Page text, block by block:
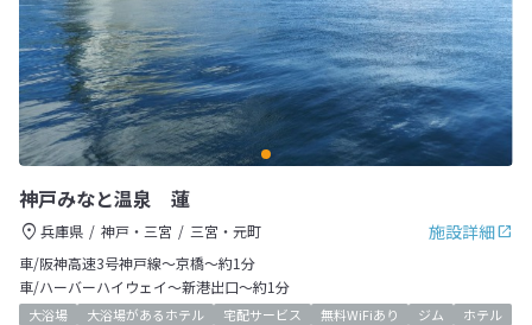
神戸みなと温泉 蓮
施設詳細
兵庫県 神戸・三宮
三宮・元町
車/阪神高速3号神戸線～京橋～約1分
車/ハーバーハイウェイ～新港出口～約1分
大浴場 大浴場があるホテル 宅配サービス 無料WiFiあり ジム
ホテル